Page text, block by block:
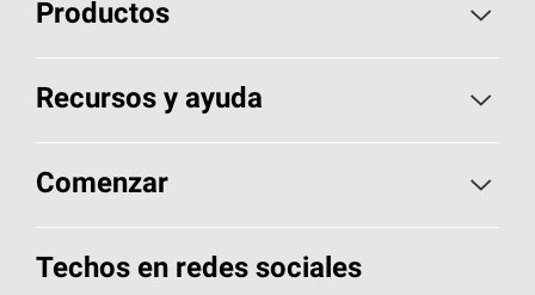
Productos
Elija sus tejas
Encuentre un contratista
Componentes para techos
Recursos y ayuda
Aspectos básicos sobre techos
Herramientas de diseño y color
Comenzar
Llame al 1-800-GET-PINK®
Techos en redes sociales